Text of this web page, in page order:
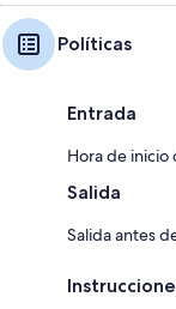
Políticas
Entrada
Hora de
Salida
Salida antes